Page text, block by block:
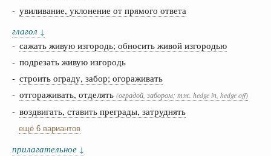
- увиливание, уклонение от прямого ответа
глагол ↓
- сажать живую изгородь; обносить живой изгородью
- подрезать живую изгородь
- строить ограду, забор; огораживать
- отгораживать, отделять (оградой, забором; тж. hedge in, hedge off)
- воздвигать, ставить преграды, затруднять
ещё 6 вариантов
прилагательное ↓